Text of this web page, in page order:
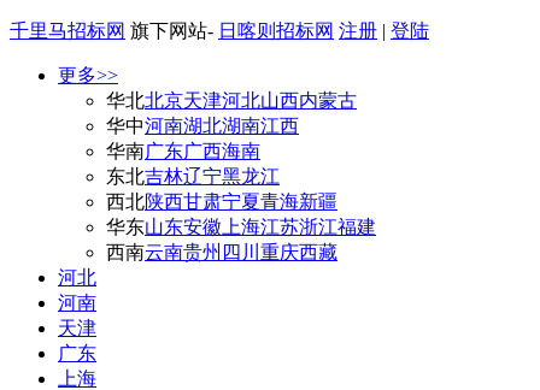
千里马招标网 旗下网站- 日喀则招标网 注册 | 登陆
更多>>
华北北京天津河北山西内蒙古
华中河南湖北湖南江西
华南广东广西海南
东北吉林辽宁黑龙江
西北陕西甘肃宁夏青海新疆
华东山东安徽 上海江苏浙江福建
西南云南贵州 四川 重庆西藏
河北
河南
天津
广东
上海